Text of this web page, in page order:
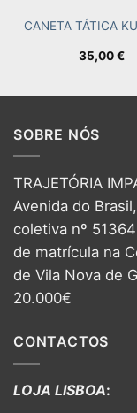
CANETA TÁTICA
35,00€
SOBRE NÓS
TRAJETÓRIA
Avenida do
coletiva nº
de matrícula na
de Vila Nova de
20.000€
CONTACTOS
LOJA LISBOA: